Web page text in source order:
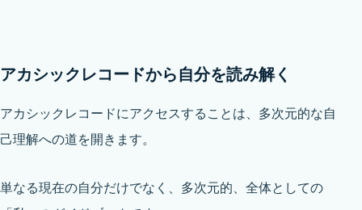
アカシックレコードから自分を読み解く
アカシックレコードにアクセスすることは、多次元的な自
己理解への道を開きます。
単なる現在の自分だけでなく、多次元的、全体としての